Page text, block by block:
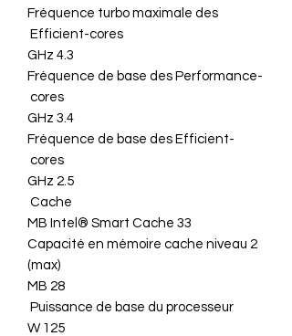
Fréquence turbo maximale des
Efficient-cores
4.3 GHz
Fréquence de base des Performance-
cores
3.4 GHz
Fréquence de base des Efficient-
cores
2.5 GHz
Cache
33 MB Intel® Smart Cache
Capacité en mémoire cache niveau 2
(max)
28 MB
Puissance de base du processeur
125 W